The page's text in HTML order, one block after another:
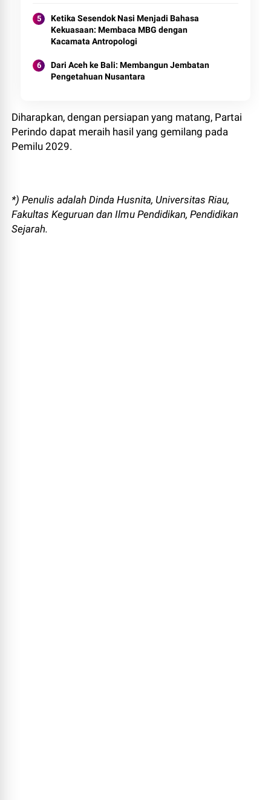
Ketika Sesendok Nasi Menjadi Bahasa
Kekuasaan: Membaca MBG dengan
Kacamata Antropologi
Dari Aceh ke Bali: Membangun Jembatan
Pengetahuan Nusantara
Diharapkan, dengan persiapan yang matang, Partai
Perindo dapat meraih hasil yang gemilang pada
Pemilu 2029.
*) Penulis adalah Dinda Husnita, Universitas Riau,
Fakultas Keguruan dan Ilmu Pendidikan, Pendidikan
Sejarah.